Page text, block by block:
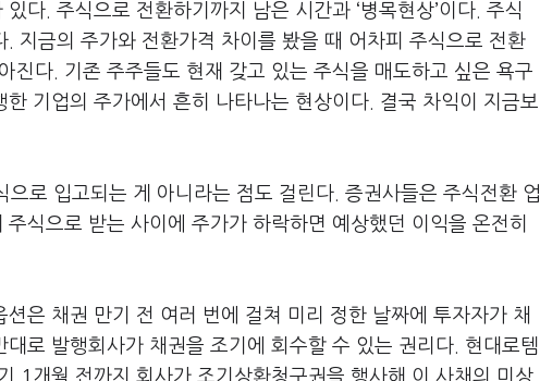
다. 주식으로 전환하기까지 남은 시간과 ‘병목현상’이다. 주식
지금의 주가와 전환가격 차이를 봤을 때 어차피 주식으로 전환
진다. 기존 주주들도 현재 갖고 있는 주식을 매도하고 싶은 욕구
기업의 주가에서 흔히 나타나는 현상이다. 결국 차익이 지금보
로 입고되는 게 아니라는 점도 걸린다. 증권사들은 주식전환 업
식으로 받는 사이에 주가가 하락하면 예상했던 이익을 온전히
은 채권 만기 전 여러 번에 걸쳐 미리 정한 날짜에 투자자가 채
로 발행회사가 채권을 조기에 회수할 수 있는 권리다. 현대로템
1개월 전까지 회사가 조기상환청구권을 행사해 이 사채의 미상